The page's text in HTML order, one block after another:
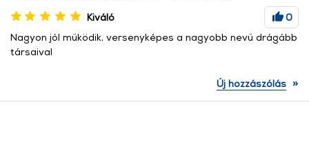
Kiváló
0
Nagyon jól működik, versenyképes a nagyobb nevű drágább
társaival
Új hozzászólás »